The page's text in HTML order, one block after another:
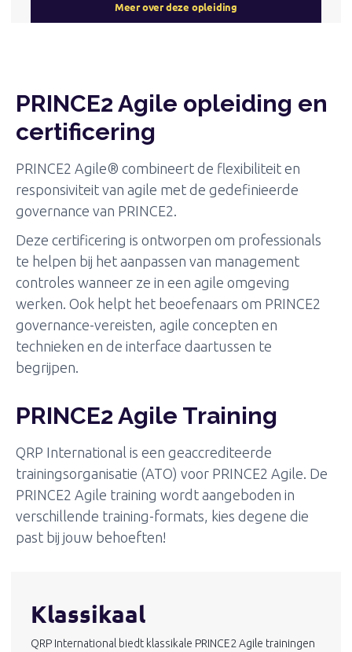
Meer over deze opleiding
PRINCE2 Agile opleiding en
certificering
PRINCE2 Agile® combineert de flexibiliteit en
responsiviteit van agile met de gedefinieerde
governance van PRINCE2.
Deze certificering is ontworpen om professionals
te helpen bij het aanpassen van management
controles wanneer ze in een agile omgeving
werken. Ook helpt het beoefenaars om PRINCE2
governance-vereisten, agile concepten en
technieken en de interface daartussen te
begrijpen.
PRINCE2 Agile Training
QRP International is een geaccrediteerde
trainingsorganisatie (ATO) voor PRINCE2 Agile. De
PRINCE2 Agile training wordt aangeboden in
verschillende training-formats, kies degene die
past bij jouw behoeften!
Klassikaal
QRP International biedt klassikale PRINCE2 Agile trainingen